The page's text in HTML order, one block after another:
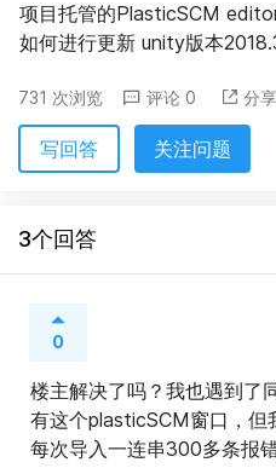
项目托管的PlasticSCM
如何进行更新 unity版本
731 次浏览 评论 0 分享
写回答 关注问题
3个回答
0
楼主解决了吗？我也遇到了
有这个plasticSCM窗口，但
每次导入一连串300多条报错